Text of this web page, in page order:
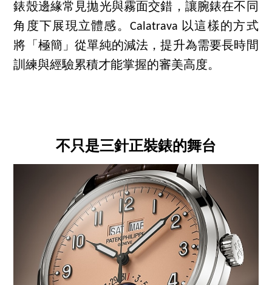
錶殼邊緣常見拋光與霧面交錯，讓腕錶在不同
角度下展現立體感。Calatrava 以這樣的方式
將「極簡」從單純的減法，提升為需要長時間
訓練與經驗累積才能掌握的審美高度。
不只是三針正裝錶的舞台